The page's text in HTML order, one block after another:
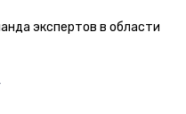
экспертов в области